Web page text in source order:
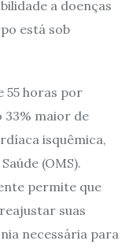
a doenças
está sob
55 horas por
33% maior de
isquêmica,
(OMS).
permite que
suas
necessária para